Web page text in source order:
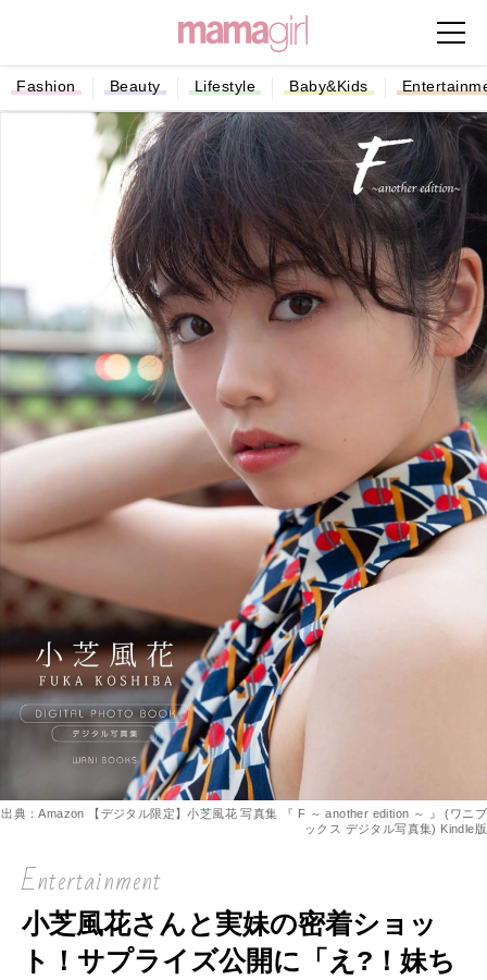
Fashion Beauty Lifestyle Baby&Kids
出典：Amazon 【デジタル限定】小芝風花 写真集 『 F ～ another edition ～ 』 (ワニブ
ックス デジタル写真集) Kindle版
Entertainment
小芝風花さんと実妹の密着ショッ
ト！サプライズ公開に「え?！妹ち